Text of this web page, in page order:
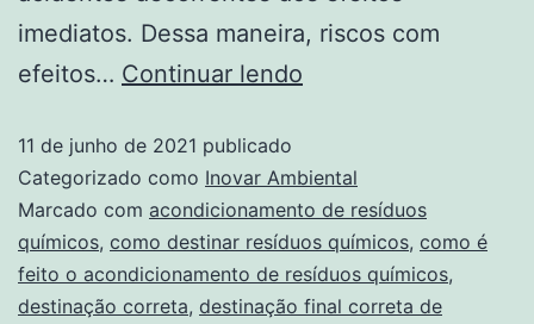
imediatos. Dessa maneira, riscos com
efeitos… Continuar lendo
11 de junho de 2021 publicado
Categorizado como Inovar Ambiental
Marcado com acondicionamento de resíduos
químicos, como destinar resíduos químicos, como é
feito o acondicionamento de resíduos químicos,
destinação correta, destinação final correta de